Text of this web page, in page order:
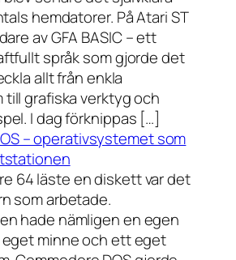
hemdatorer. På Atari ST
av GFA BASIC – ett
språk som gjorde det
allt från enkla
till grafiska verktyg och
I dag förknippas […]
– operativsystemet som
64 läste en diskett var det
som arbetade.
hade nämligen en egen
minne och ett eget